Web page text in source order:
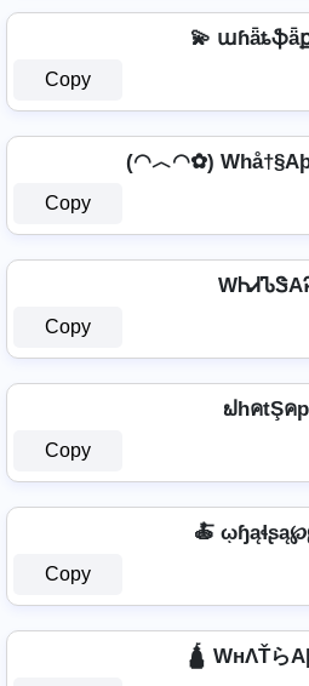
💫
Copy
(◠︿◠✿)
Copy
Copy
ຟhคtŞค
Copy
🍝
Copy
🛕 WнΛŤら